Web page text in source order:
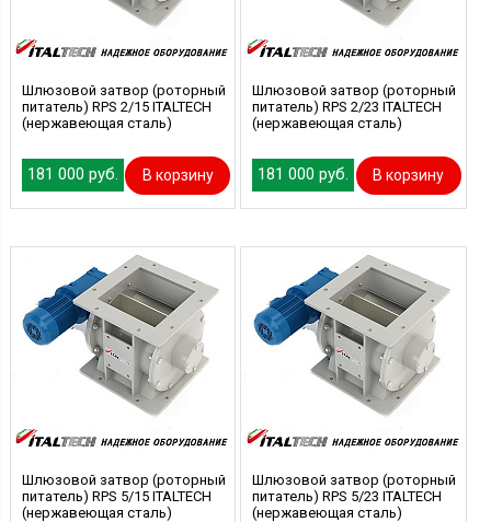
Шлюзовой затвор (роторный
питатель) RPS 2/15 ITALTECH
(нержавеющая сталь)
181 000 руб. В корзину
Шлюзовой затвор (роторный
питатель) RPS 2/23 ITALTECH
(нержавеющая сталь)
181 000 руб. В корзину
Шлюзовой затвор (роторный
питатель) RPS 5/15 ITALTECH
(нержавеющая сталь)
Шлюзовой затвор (роторный
питатель) RPS 5/23 ITALTECH
(нержавеющая сталь)